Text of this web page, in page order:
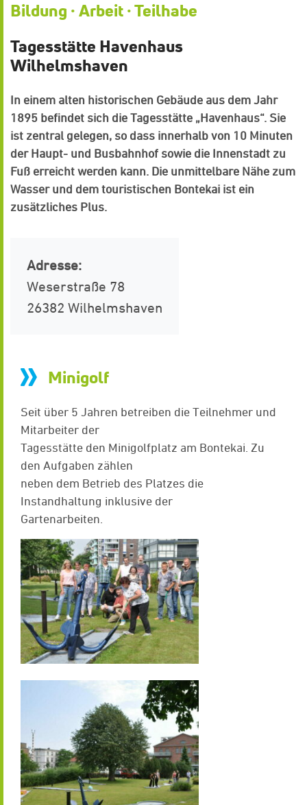
Bildung · Arbeit · Teilhabe
Tagesstätte Havenhaus
Wilhelmshaven
In einem alten historischen Gebäude aus dem Jahr
1895 befindet sich die Tagesstätte „Havenhaus“. Sie
ist zentral gelegen, so dass innerhalb von 10 Minuten
der Haupt- und Busbahnhof sowie die Innenstadt zu
Fuß erreicht werden kann. Die unmittelbare Nähe zum
Wasser und dem touristischen Bontekai ist ein
zusätzliches Plus.
Adresse:
Weserstraße 78
26382 Wilhelmshaven
Minigolf
Seit über 5 Jahren betreiben die Teilnehmer und
Mitarbeiter der
Tagesstätte den Minigolfplatz am Bontekai. Zu
den Aufgaben zählen
neben dem Betrieb des Platzes die
Instandhaltung inklusive der
Gartenarbeiten.